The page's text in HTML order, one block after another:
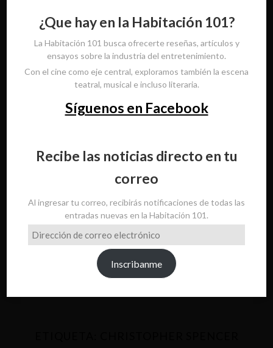
¿Que hay en la Habitación 101?
La Habitación 101 busca ofrecerte reseñas, artículos y
ensayos sobre la industria del entretenimiento.
Con el cine como eje central, exploramos también la escena
teatral, musical e incluso literaria.
Síguenos en Facebook
Recibe las noticias directo en tu
correo
Al ingresar tu correo, recibirás notificaciones de todas las
entradas nuevas en la Habitación 101.
Dirección
de
Inscribanme